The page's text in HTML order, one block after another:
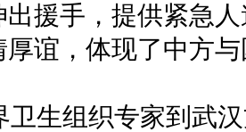
出援手，提供紧急
厚谊，体现了中方
生组织专家到武